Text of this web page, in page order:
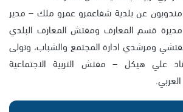
عن بلدية شفاعمرو عمرو ملك – مدير
مديرة قسم المعارف ومفتش المعارف البلدي
ومرشدي ادارة المجتمع والشباب، وتولى
علي هيكل – مفتش التربية الاجتماعية